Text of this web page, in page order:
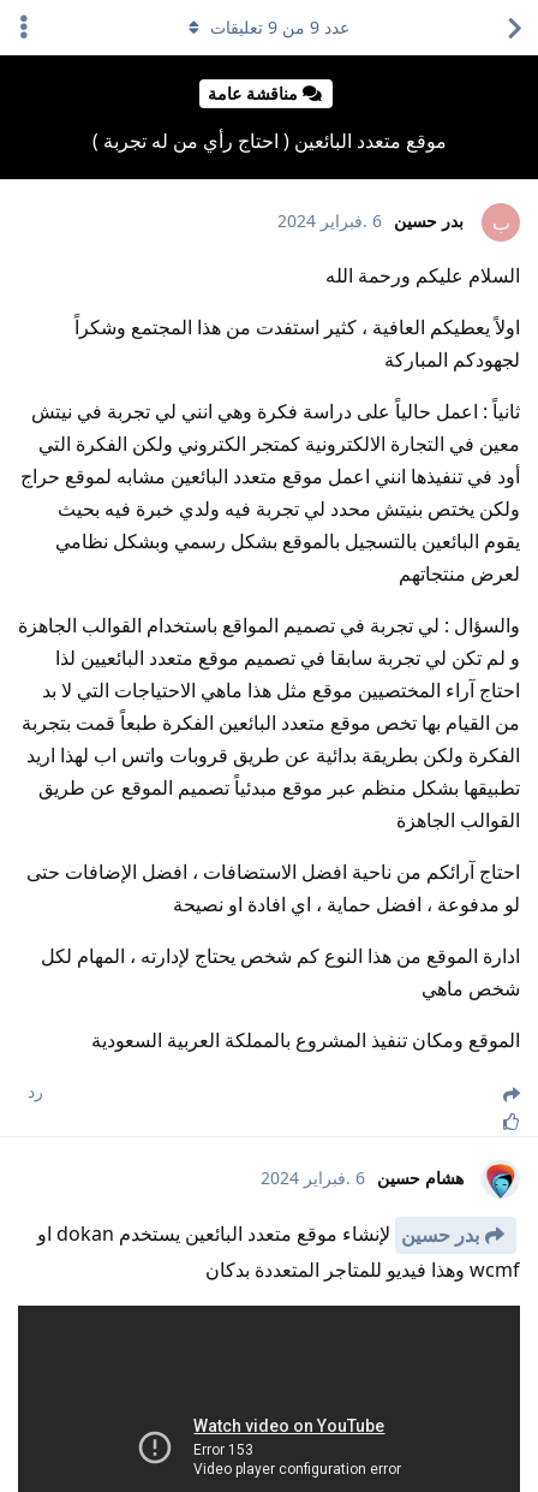
مناقشة عامة
موقع متعدد البائعين ( احتاج رأي من له تجربة )
عدد 9 من 9 تعليقات
ب بدر حسين 6 .فبراير 2024
السلام عليكم ورحمة الله
اولاً يعطيكم العافية ، كثير استفدت من هذا المجتمع وشكراً
لجهودكم المباركة
ثانياً : اعمل حالياً على دراسة فكرة وهي انني لي تجربة في نيتش
معين في التجارة الالكترونية كمتجر الكتروني ولكن الفكرة التي
أود في تنفيذها انني اعمل موقع متعدد البائعين مشابه لموقع حراج
ولكن يختص بنيتش محدد لي تجربة فيه ولدي خبرة فيه بحيث
يقوم البائعين بالتسجيل بالموقع بشكل رسمي وبشكل نظامي
لعرض منتجاتهم
والسؤال : لي تجربة في تصميم المواقع باستخدام القوالب الجاهزة
و لم تكن لي تجربة سابقا في تصميم موقع متعدد البائعيين لذا
احتاج آراء المختصيين موقع مثل هذا ماهي الاحتياجات التي لا بد
من القيام بها تخص موقع متعدد البائعين الفكرة طبعاً قمت بتجربة
الفكرة ولكن بطريقة بدائية عن طريق قروبات واتس اب لهذا اريد
تطبيقها بشكل منظم عبر موقع مبدئياً تصميم الموقع عن طريق
القوالب الجاهزة
احتاج آرائكم من ناحية افضل الاستضافات ، افضل الإضافات حتى
لو مدفوعة ، افضل حماية ، اي افادة او نصيحة
ادارة الموقع من هذا النوع كم شخص يحتاج لإدارته ، المهام لكل
شخص ماهي
الموقع ومكان تنفيذ المشروع بالمملكة العربية السعودية
رد
هشام حسين 6 .فبراير 2024
بدر حسين
لإنشاء موقع متعدد البائعين يستخدم dokan او
wcmf وهذا فيديو للمتاجر المتعددة بدكان